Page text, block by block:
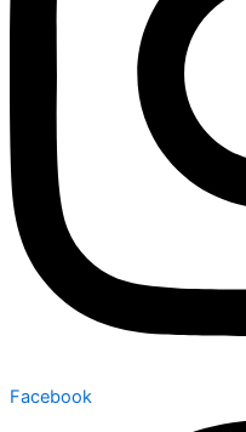
Facebook